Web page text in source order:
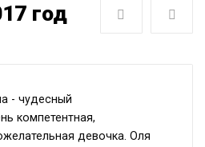
год Следующая
- чудесный
компетентная,
девочка. Оля